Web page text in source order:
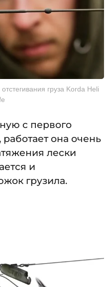
груза Korda Heli
с первого
она очень
лески
и
грузила.